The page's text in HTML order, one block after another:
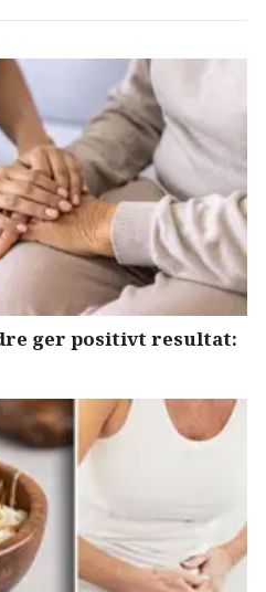
ger positivt resultat: